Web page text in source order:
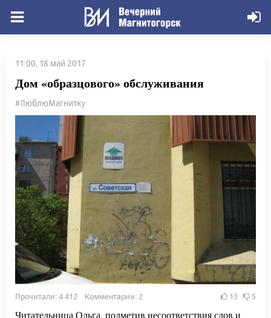
11:00, 18 май 2017
Дом «образцового» обслуживания
#ЛюблюМагнитку
Прочитали: 4 412 Комментарии: 2 13 5
Читательница Ольга, подметив несоответствия слов и